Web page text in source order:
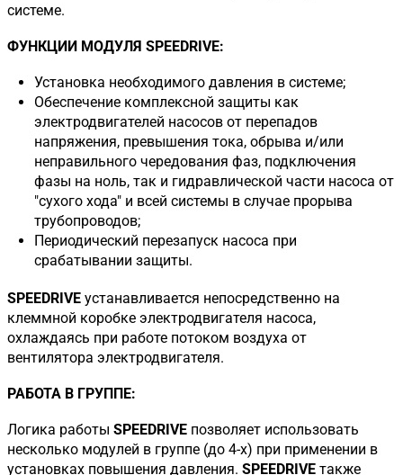
системе.
ФУНКЦИИ МОДУЛЯ SPEEDRIVE:
Установка необходимого давления в системе;
Обеспечение комплексной защиты как
электродвигателей насосов от перепадов
напряжения, превышения тока, обрыва и/или
неправильного чередования фаз, подключения
фазы на ноль, так и гидравлической части насоса от
"сухого хода" и всей системы в случае прорыва
трубопроводов;
Периодический перезапуск насоса при
срабатывании защиты.
SPEEDRIVE устанавливается непосредственно на
клеммной коробке электродвигателя насоса,
охлаждаясь при работе потоком воздуха от
вентилятора электродвигателя.
РАБОТА В ГРУППЕ:
Логика работы SPEEDRIVE позволяет использовать
несколько модулей в группе (до 4-х) при применении в
установках повышения давления. SPEEDRIVE также